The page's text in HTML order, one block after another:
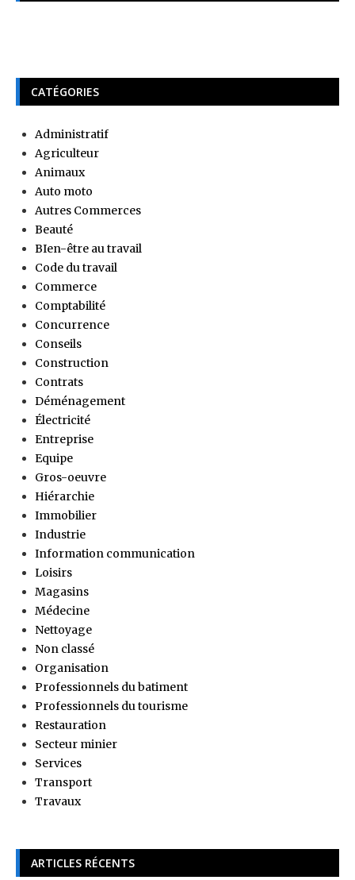
CATÉGORIES
Administratif
Agriculteur
Animaux
Auto moto
Autres Commerces
Beauté
BIen-être au travail
Code du travail
Commerce
Comptabilité
Concurrence
Conseils
Construction
Contrats
Déménagement
Électricité
Entreprise
Equipe
Gros-oeuvre
Hiérarchie
Immobilier
Industrie
Information communication
Loisirs
Magasins
Médecine
Nettoyage
Non classé
Organisation
Professionnels du batiment
Professionnels du tourisme
Restauration
Secteur minier
Services
Transport
Travaux
ARTICLES RÉCENTS